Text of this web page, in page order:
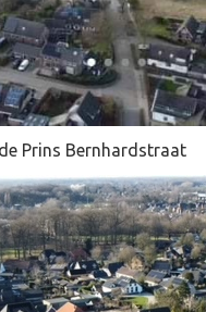
Prins Bernhardstraat